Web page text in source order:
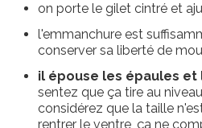
on porte le gilet cintré et
l'emmanchure est
conserver sa liberté de
il épouse les épaules
sentez que ça tire au
considérez que la taille
rentrer le ventre, ça ne